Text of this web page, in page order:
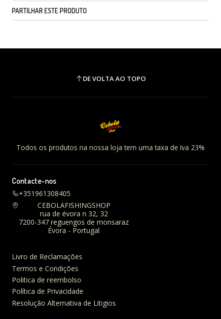
PARTILHAR ESTE PRODUTO
DE VOLTA AO TOPO
Todos os produtos na nossa loja tem uma taxa de Iva 23%
Contacte-nos
+351961308405
CEBOLAFISHINGSHOP
rua de évora n 32, 32
7200-347 reguengos de monsaraz
Évora - Portugal
Livro de Reclamações
Termos e Condições
Politica de reembolso
Política de Privacidade
Resolução Alternativa de Litigios